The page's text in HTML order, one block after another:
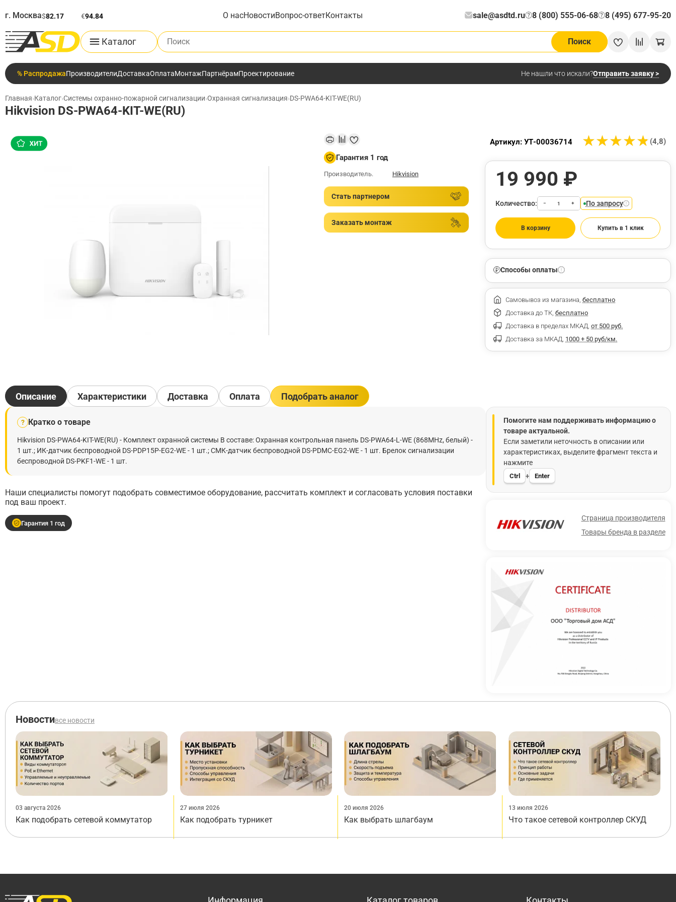
г. Москва$82.17 €94.84 О насНовостиВопрос-ответКонтакты sale@asdtd.ru 8 (800) 555-06-68
? 8 (495) 677-95-20
?
Каталог
Поиск по каталогу
Поиск
% РаспродажаПроизводителиДоставкаОплатаМонтажПартнёрамПроектирование Не нашли что искали?Отправить заявку >
Главная›Каталог›Системы охранно-пожарной сигнализации›Охранная сигнализация›DS-PWA64-KIT-WE(RU)
Hikvision DS-PWA64-KIT-WE(RU)
Гарантия 1 год
Производитель. Hikvision
Стать партнером
Заказать монтаж
★★★★★
★★★★★ (4,8)
Артикул: УТ-00036714
19 990 ₽
Количество: − + По запросу
В корзину Купить в 1 клик
Способы оплаты
Самовывоз из магазина, бесплатно
Доставка до ТК, бесплатно
Доставка в пределах МКАД, от 500 руб.
Доставка за МКАД, 1000 + 50 руб/км.
Описание
? Кратко о товаре
Hikvision DS-PWA64-KIT-WE(RU) - Комплект охранной системы В составе: Охранная контрольная панель DS-PWA64-L-WE (868MHz, белый) -
1 шт.; ИК-датчик беспроводной DS-PDP15P-EG2-WE - 1 шт.; СМК-датчик беспроводной DS-PDMC-EG2-WE - 1 шт. Брелок сигнализации
беспроводной DS-PKF1-WE - 1 шт.
Наши специалисты помогут подобрать совместимое оборудование, рассчитать комплект и согласовать условия поставки
под ваш проект.
Гарантия 1 год
Помогите нам поддерживать информацию о
товаре актуальной.
Если заметили неточность в описании или
характеристиках, выделите фрагмент текста и
нажмите
Ctrl + Enter
Страница производителя
Товары бренда в разделе
Характеристики Доставка Оплата Подобрать аналог
Новостивсе новости
03 августа 2026
Как подобрать сетевой коммутатор
27 июля 2026
Как подобрать турникет
20 июля 2026
Как выбрать шлагбаум
13 июля 2026
Что такое сетевой контроллер СКУД